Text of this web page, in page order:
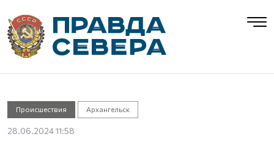
Происшествия Архангельск
28.06.2024 11:58